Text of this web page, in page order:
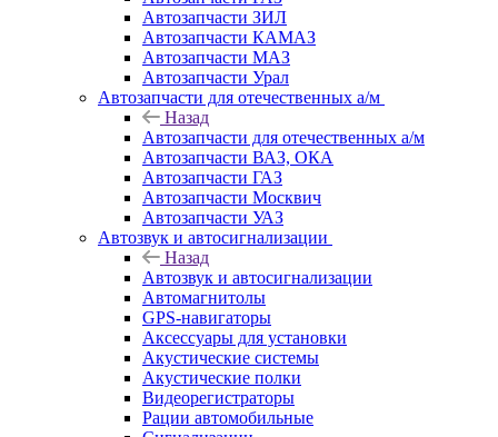
Автозапчасти ЗИЛ
Автозапчасти КАМАЗ
Автозапчасти МАЗ
Автозапчасти Урал
Автозапчасти для отечественных а/м
Назад
Автозапчасти для отечественных а/м
Автозапчасти ВАЗ, ОКА
Автозапчасти ГАЗ
Автозапчасти Москвич
Автозапчасти УАЗ
Автозвук и автосигнализации
Назад
Автозвук и автосигнализации
Автомагнитолы
GPS-навигаторы
Аксессуары для установки
Акустические системы
Акустические полки
Видеорегистраторы
Рации автомобильные